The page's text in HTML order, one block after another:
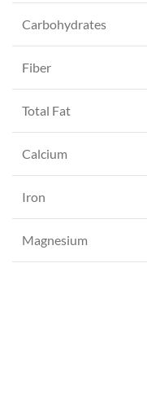
Carbohydrates
Fiber
Total Fat
Calcium
Iron
Magnesium
YouTube